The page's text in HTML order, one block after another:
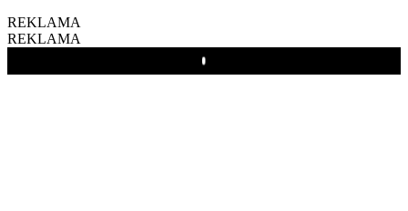
REKLAMA
REKLAMA
Play